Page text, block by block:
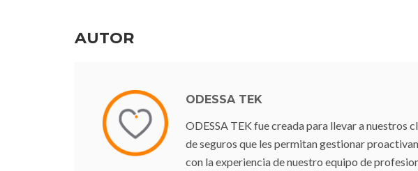
AUTOR
ODESSA TEK
ODESSA TEK fue creada para llevar a nuestros
de seguros que les permitan gestionar
con la experiencia de nuestro equipo de